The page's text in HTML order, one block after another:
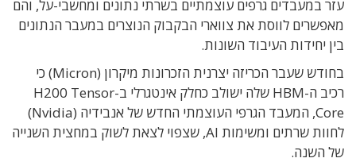
עזר במעבדים גרפים עוצמתיים בשרתי נתונים ומחשבי-על, והם
מאפשרים לווסת את צווארי הבקבוק הנוצרים במעבר הנתונים
בין יחידות העיבוד השונות.
בחודש שעבר הכריזה יצרנית הזכרונות מיקרון (Micron) כי
רכיב ה-HBM שלה ישולב כחלק אינטגרלי ב-H200 Tensor
Core, המעבד הגרפי העוצמתי החדש של אנבידיה (Nvidia)
לחוות שרתים ומשימות AI, שצפוי לצאת לשוק במחצית השנייה
של השנה.